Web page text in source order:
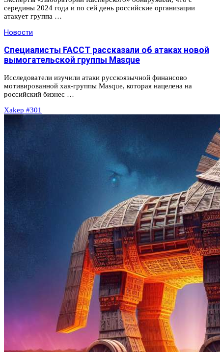
середины 2024 года и по сей день российские организации
атакует группа …
Новости
Специалисты FACCT рассказали об атаках новой
вымогательской группы Masque
Исследователи изучили атаки русскоязычной финансово
мотивированной хак-группы Masque, которая нацелена на
российский бизнес …
Xakep #301